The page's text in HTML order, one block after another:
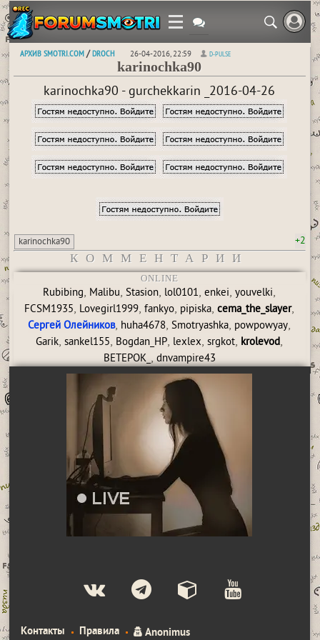
АРХИВ SMOTRI.COM /DROCH 26-04-2016, 22:59 D-PULSE
karinochka90
karinochka90 - gurchekkarin _2016-04-26
karinochka90 +2
КОММЕНТАРИИ
ONLINE
Rubibing, Malibu,Stasion, lol0101,enkei,youvelki,
FCSM1935, Lovegirl1999,fankyo, pipiska,cema_the_slayer,
Сергей Олейников, huha4678,Smotryashka, powpowyay,
Garik,sankel155, Bogdan_HP, lexlex,srgkot, krolevod,
BETEPOK_ , dnvampire43
Контакты Правила Anonimus